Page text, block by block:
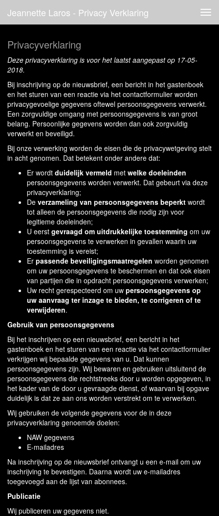
Jeannette Laros - Privacy Verklaring
Privacyverklaring
Deze privacyverklaring is voor het laatst aangepast op 17-05-
2018.
Bij inschrijving op de nieuwsbrief, een bericht in het gastenboek
en het sturen van een reactie via het contactformulier worden
privacygevoelige gegevens oftewel persoonsgegevens verwerkt.
Een zorgvuldige omgang met persoonsgegevens is van groot
belang. Persoonlijke gegevens worden dan ook zorgvuldig
verwerkt en beveiligd.
Bij onze verwerking worden de eisen die de privacywetgeving stelt
in acht genomen. Dat betekent onder andere dat:
Er wordt duidelijk vermeld met welke doeleinden
persoonsgegevens worden verwerkt. Dat gebeurt via deze
privacyverklaring;
De verzameling van persoonsgegevens beperkt wordt
tot alleen de persoonsgegevens die nodig zijn voor
legitieme doeleinden;
U eerst gevraagd om uitdrukkelijke toestemming om uw
persoonsgegevens te verwerken in gevallen waarin uw
toestemming is vereist;
Er passende beveiligingsmaatregelen worden genomen
om uw persoonsgegevens te beschermen en dat ook eisen
van partijen die in opdracht persoonsgegevens verwerken;
Uw recht gerespecteerd om uw persoonsgegevens op
uw aanvraag ter inzage te bieden, te corrigeren of te
verwijderen.
Gebruik van persoonsgegevens
Bij het inschrijven op een nieuwsbrief, een bericht in het
gastenboek en het sturen van een reactie via het contactformulier
verkrijgen wij bepaalde gegevens van u. Dat kunnen
persoonsgegevens zijn. Wij bewaren en gebruiken uitsluitend de
persoonsgegevens die rechtstreeks door u worden opgegeven, in
het kader van de door u gevraagde dienst, of waarvan bij opgave
duidelijk is dat ze aan ons worden verstrekt om te verwerken.
Wij gebruiken de volgende gegevens voor de in deze
privacyverklaring genoemde doelen:
NAW gegevens
E-mailadres
Na inschrijving op de nieuwsbrief ontvangt u een e-mail om uw
inschrijving te bevestigen. Daarna wordt uw e-mailadres
toegevoegd aan de lijst van abonnees.
Publicatie
Wij publiceren uw gegevens niet.